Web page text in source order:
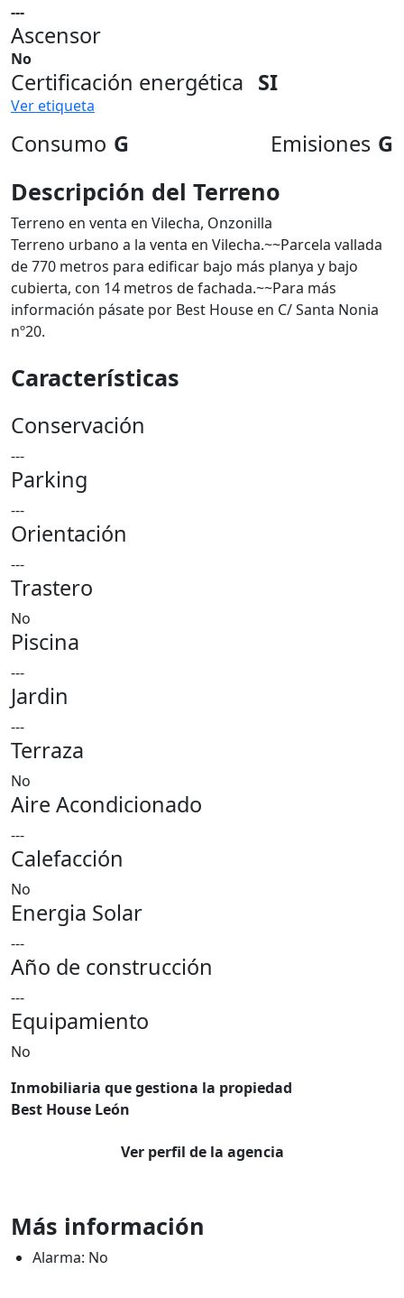
---
Ascensor
No
Certificación energética SI
Ver etiqueta
Consumo G Emisiones G
Descripción del Terreno
Terreno en venta en Vilecha, Onzonilla
Terreno urbano a la venta en Vilecha.~~Parcela vallada
de 770 metros para edificar bajo más planya y bajo
cubierta, con 14 metros de fachada.~~Para más
información pásate por Best House en C/ Santa Nonia
nº20.
Características
Conservación
---
Parking
---
Orientación
---
Trastero
No
Piscina
---
Jardin
---
Terraza
No
Aire Acondicionado
---
Calefacción
No
Energia Solar
---
Año de construcción
---
Equipamiento
No
Inmobiliaria que gestiona la propiedad
Best House León
Ver perfil de la agencia
Más información
Alarma: No